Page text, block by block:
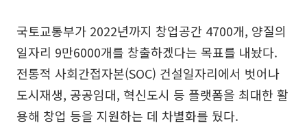
국토교통부가 2022년까지 창업공간 4700개, 양질의
일자리 9만6000개를 창출하겠다는 목표를 내놨다.
전통적 사회간접자본(SOC) 건설일자리에서 벗어나
도시재생, 공공임대, 혁신도시 등 플랫폼을 최대한 활
용해 창업 등을 지원하는 데 차별화를 뒀다.